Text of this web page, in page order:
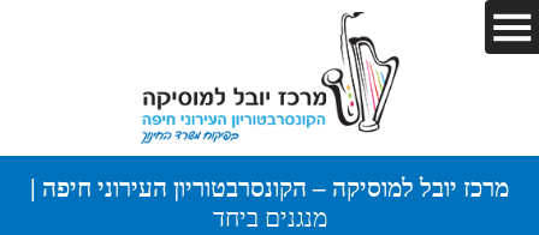
מרכז יובל למוסיקה – הקונסרבטוריון העירוני חיפה |
מנגנים ביחד